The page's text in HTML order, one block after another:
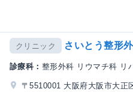
クリニック さいとう整形
診療科： 整形外科 リウマチ科 リ
〒5510001 大阪府大阪市大正